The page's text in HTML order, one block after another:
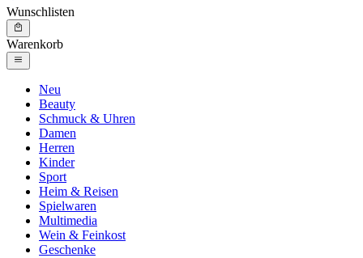
Wunschlisten
Warenkorb
Neu
Beauty
Schmuck & Uhren
Damen
Herren
Kinder
Sport
Heim & Reisen
Spielwaren
Multimedia
Wein & Feinkost
Geschenke